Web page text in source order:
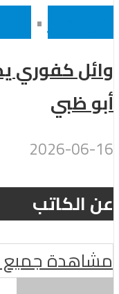
•
وائل كفوري
أبو ظبي
2026-06-16
عن الكاتب
مشاهدة جميع